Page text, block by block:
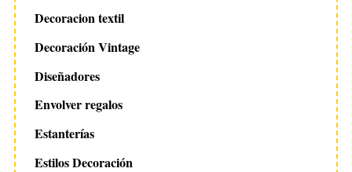
Decoracion textil
Decoración Vintage
Diseñadores
Envolver regalos
Estanterías
Estilos Decoración